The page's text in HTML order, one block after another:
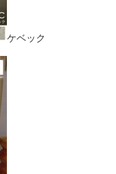
ケベック